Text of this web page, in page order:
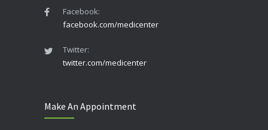
Facebook:
facebook.com/medicenter
Twitter:
twitter.com/medicenter
Make An Appointment